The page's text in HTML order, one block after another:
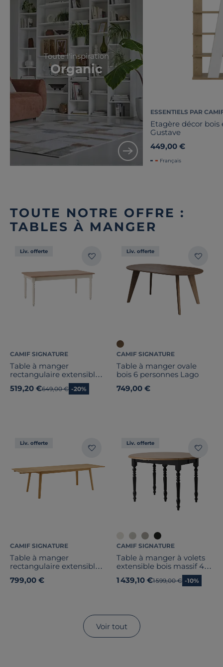
Toute l'inspiration
Organic
ESSENTIELS PAR
Etagère décor bois
Gustave
449,00 €
Français
TOUTE NOTRE OFFRE :
TABLES À MANGER
Liv. offerte
CAMIF SIGNATURE
Table à manger
rectangulaire extensible
bois et blanc 6 à 10
personnes Apolline
519,20 €Ancien prix
649,00 € -20%
Liv. offerte
CAMIF SIGNATURE
Table à manger ovale
bois 6 personnes Lago
749,00 €
Liv. offerte
CAMIF SIGNATURE
Table à manger
rectangulaire extensible
799,00 €
Liv. offerte
CAMIF SIGNATURE
Table à manger à volets
extensible bois massif 4 à
8 personnes Embellie
1 439,10 €Ancien prix
1 599,00 € -10%
Voir tout